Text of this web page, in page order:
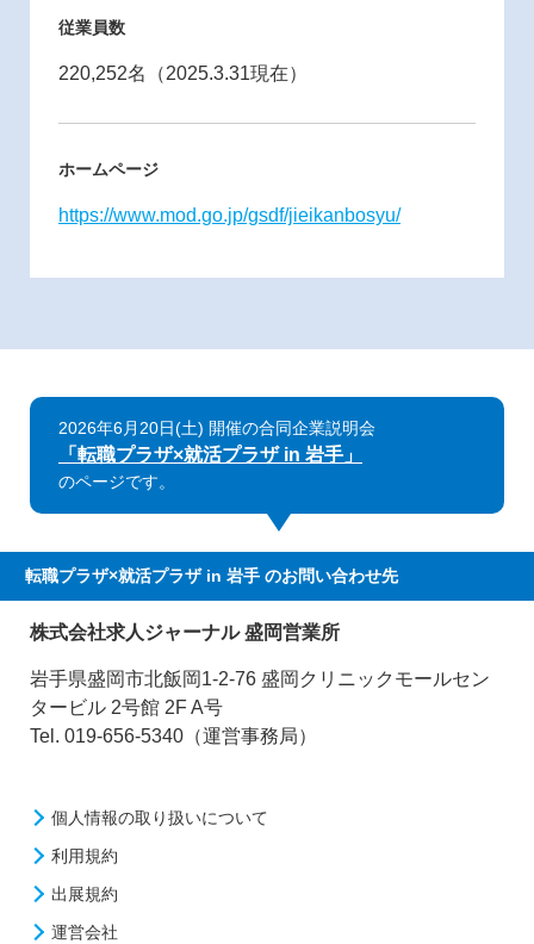
従業員数
220,252名（2025.3.31現在）
ホームページ
https://www.mod.go.jp/gsdf/jieikanbosyu/
2026年6月20日(土) 開催の合同企業説明会
「転職プラザ×就活プラザ in 岩手」
のページです。
転職プラザ×就活プラザ in 岩手 のお問い合わせ先
株式会社求人ジャーナル 盛岡営業所
岩手県盛岡市北飯岡1-2-76 盛岡クリニックモールセン
タービル 2号館 2F A号
Tel. 019-656-5340（運営事務局）
個人情報の取り扱いについて
利用規約
出展規約
運営会社